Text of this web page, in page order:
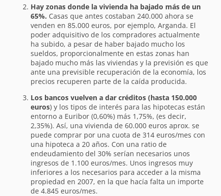
Hay zonas donde la vivienda ha bajado más de un
65%. Casas que antes costaban 240.000 ahora se
venden en 85.000 euros, por ejemplo, Arganda. El
poder adquisitivo de los compradores actualmente
ha subido, a pesar de haber bajado mucho los
sueldos, proporcionalmente en estas zonas han
bajado mucho más las viviendas y la previsión es que
ante una previsible recuperación de la economía, los
precios recuperen parte de la caída producida.
Los bancos vuelven a dar créditos (hasta 150.000
euros) y los tipos de interés para las hipotecas están
entorno a Euribor (0,60%) más 1,75%, (es decir,
2,35%). Así, una vivienda de 60.000 euros aprox. se
puede comprar por una cuota de 314 euros/mes con
una hipoteca a 20 años. Con una ratio de
endeudamiento del 30% serían necesarios unos
ingresos de 1.100 euros/mes. Unos ingresos muy
inferiores a los necesarios para acceder a la misma
propiedad en 2007, en la que hacía falta un importe
de 4.845 euros/mes.